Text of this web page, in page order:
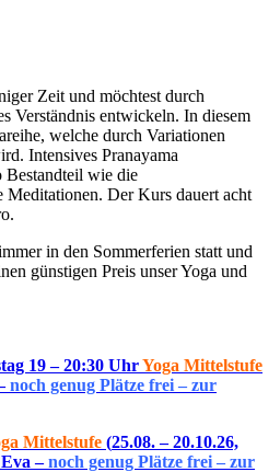
Zeit und möchtest durch
Verständnis entwickeln. In diesem
welche durch Variationen
Intensives Pranayama
Bestandteil wie die
Meditationen. Der Kurs dauert acht
in den Sommerferien statt und
günstigen Preis unser Yoga und
19 – 20:30 UhrYoga Mittelstufe
noch genug Plätze frei – zur
Mittelstufe (25.08. – 20.10.26,
–noch genug Plätze frei – zur